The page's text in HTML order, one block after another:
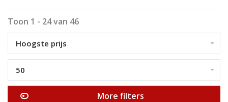
Toon 1 - 24 van 46
Hoogste prijs
50
More filters